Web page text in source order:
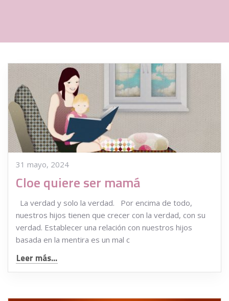
31 mayo, 2024
Cloe quiere ser mamá
La verdad y solo la verdad. Por encima de todo,
nuestros hijos tienen que crecer con la verdad, con su
verdad. Establecer una relación con nuestros hijos
basada en la mentira es un mal c
Leer más...